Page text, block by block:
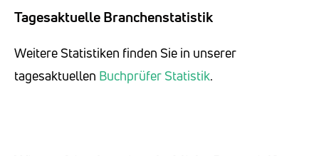
Tagesaktuelle Branchenstatistik
Weitere Statistiken finden Sie in unserer
tagesaktuellen Buchprüfer Statistik.